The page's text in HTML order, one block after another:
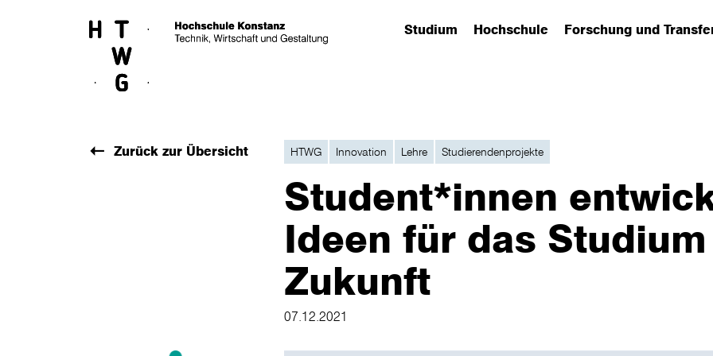
Studium
(has submenu)Hochschule
(has submenu)Forschung und
(has submenu)
Zurück zur Übersicht HTWG Innovation Lehre Studierendenprojekte
Student*innen
Ideen für das
Zukunft
07.12.2021